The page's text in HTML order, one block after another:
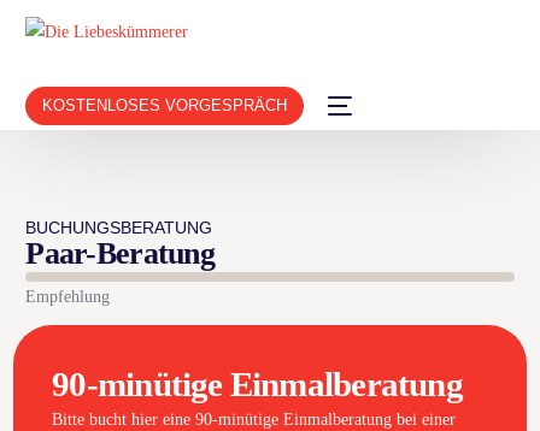
KOSTENLOSES VORGESPRÄCH
BUCHUNGSBERATUNG
Paar-Beratung
Empfehlung
90-minütige Einmalberatung
Bitte bucht hier eine 90-minütige Einmalberatung bei einer